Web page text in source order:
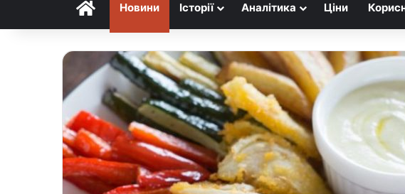
ГоловнаНовини Історії Аналітика Ціни